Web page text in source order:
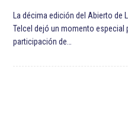
La décima edición del Abierto de
Telcel dejó un momento especial
participación de…